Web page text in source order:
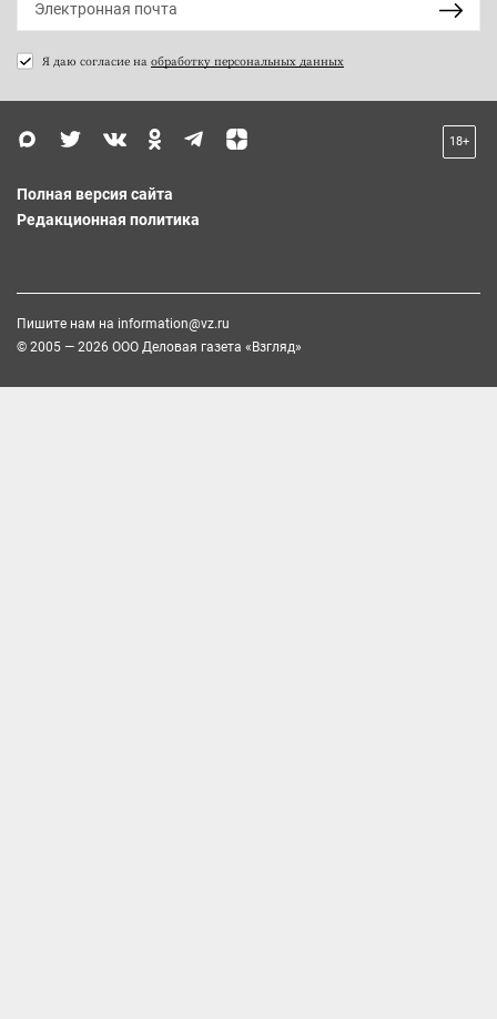
Я даю согласие на обработку персональных данных
18+
Полная версия сайта
Редакционная политика
Пишите нам на information@vz.ru
© 2005 — 2026 ООО Деловая газета «Взгляд»